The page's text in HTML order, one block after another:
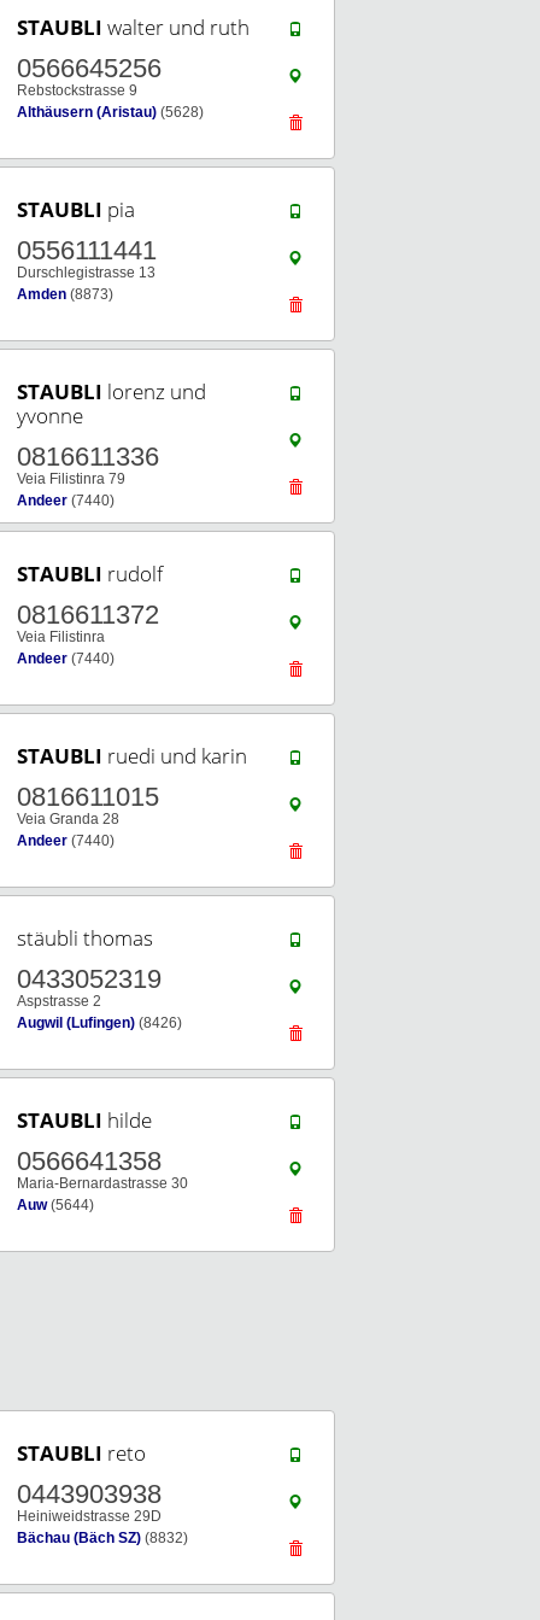
STAUBLI walter und ruth
0566645256
Rebstockstrasse 9
Althäusern (Aristau) (5628)
STAUBLI pia
0556111441
Durschlegistrasse 13
Amden (8873)
STAUBLI lorenz und
yvonne
0816611336
Veia Filistinra 79
Andeer (7440)
STAUBLI rudolf
0816611372
Veia Filistinra
Andeer (7440)
STAUBLI ruedi und karin
0816611015
Veia Granda 28
Andeer (7440)
stäubli thomas
0433052319
Aspstrasse 2
Augwil (Lufingen) (8426)
STAUBLI hilde
0566641358
Maria-Bernardastrasse 30
Auw(5644)
STAUBLI reto
0443903938
Heiniweidstrasse 29D
Bächau (Bäch SZ) (8832)